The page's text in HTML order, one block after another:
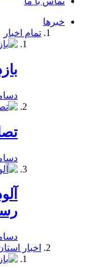
خبرها
تمام اخبار
دسامبر
دسامبر
دسامبر
اخبار